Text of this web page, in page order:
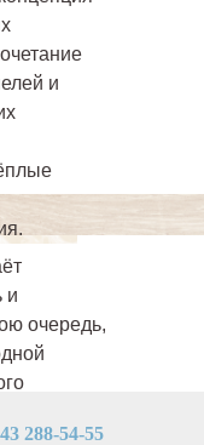
и
и
очередь,
288-54-55